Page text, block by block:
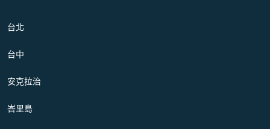
台北
台中
安克拉治
峇里島